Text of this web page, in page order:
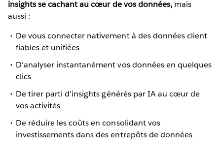
insights se cachant au cœur de vos données, mais
aussi :
De vous connecter nativement à des données client
fiables et unifiées
D'analyser instantanément vos données en quelques
clics
De tirer parti d'insights générés par IA au cœur de
vos activités
De réduire les coûts en consolidant vos
investissements dans des entrepôts de données